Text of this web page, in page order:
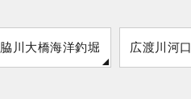
脇川大橋海洋釣堀 広渡川河口